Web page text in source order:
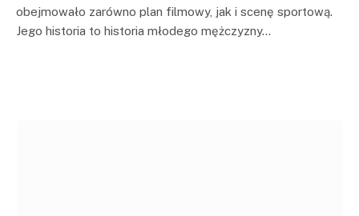
obejmowało zarówno plan filmowy, jak i scenę sportową.
Jego historia to historia młodego mężczyzny…